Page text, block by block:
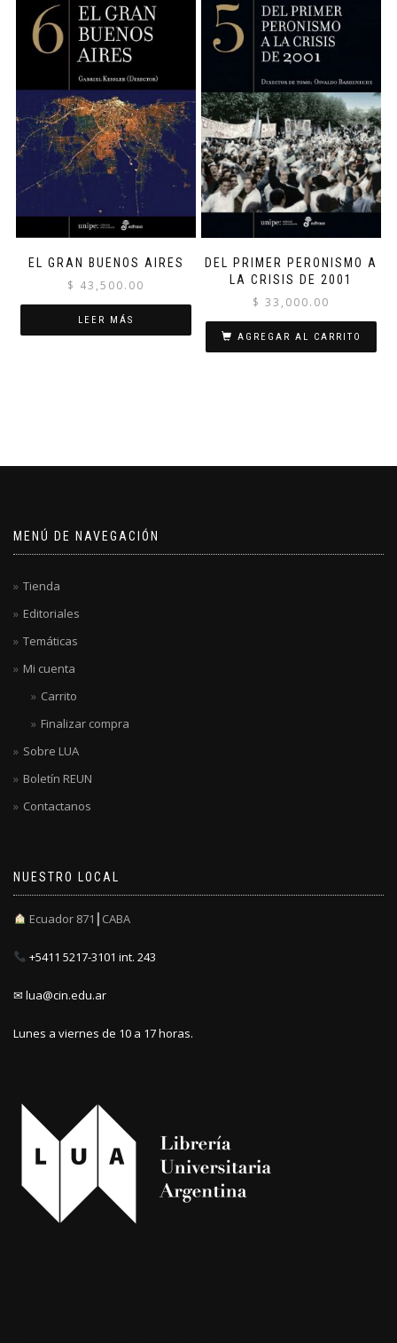
EL GRAN BUENOS AIRES
$ 43,500.00
LEER MÁS
DEL PRIMER PERONISMO A
LA CRISIS DE 2001
$ 33,000.00
AGREGAR AL CARRITO
MENÚ DE NAVEGACIÓN
Tienda
Editoriales
Temáticas
Mi cuenta
Carrito
Finalizar compra
Sobre LUA
Boletín REUN
Contactanos
NUESTRO LOCAL
Ecuador 871┃CABA
+5411 5217-3101 int. 243
✉ lua@cin.edu.ar
Lunes a viernes de 10 a 17 horas.